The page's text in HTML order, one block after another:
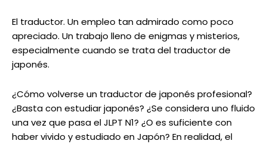
El traductor. Un empleo tan admirado como poco
apreciado. Un trabajo lleno de enigmas y misterios,
especialmente cuando se trata del traductor de
japonés.
¿Cómo volverse un traductor de japonés profesional?
¿Basta con estudiar japonés? ¿Se considera uno fluido
una vez que pasa el JLPT N1? ¿O es suficiente con
haber vivido y estudiado en Japón? En realidad, el